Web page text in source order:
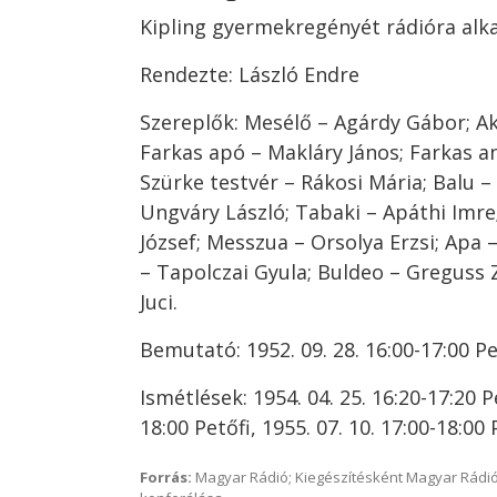
Kipling gyermekregényét rádióra
Rendezte: László Endre
Szereplők: Mesélő – Agárdy Gábor;
Farkas apó – Makláry János; Farkas
Szürke testvér – Rákosi Mária; Balu
Ungváry László; Tabaki – Apáthi
József; Messzua – Orsolya Erzsi; Apa
– Tapolczai Gyula; Buldeo –
Juci.
Bemutató: 1952. 09. 28. 16:00-17:00
Ismétlések: 1954. 04. 25. 16:20-17:20
18:00 Petőfi, 1955. 07. 10. 17:00-18:00
Forrás: Magyar Rádió; Kiegészítésként Magyar